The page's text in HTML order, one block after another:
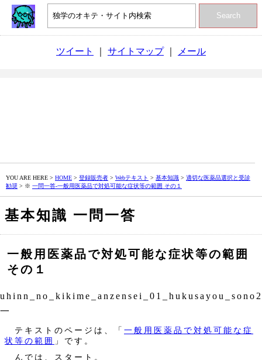
Search
ツイート サイトマップ｜ メール
YOU ARE HERE > HOME > 登録販売者 > Webテキスト > 基本知識 > 適切な医薬品選択と受診
勧奨 > ※ 一問一答‐一般用医薬品で対処可能な症状等の範囲 その１
基本知識 一問一答
一般用医薬品で対処可能な症状等の範囲
その１
一
テキストのページは、「 一般用医薬品で対処可能な症
状等の範囲
」です。
んでは、スタート。